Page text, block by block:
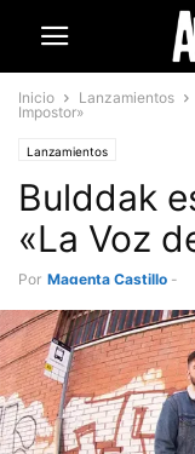
Inicio Lanzamientos
Impostor»
Lanzamientos
Bulddak
«La Voz
Por Magenta Castillo -